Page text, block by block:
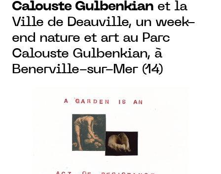
Calouste Gulbenkian et la
Ville de Deauville, un week-
end nature et art au Parc
Calouste Gulbenkian, à
Benerville-sur-Mer (14)